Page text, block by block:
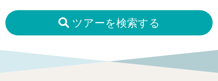
ツアーを検索する